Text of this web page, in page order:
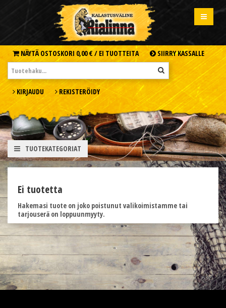
NÄYTÄ OSTOSKORI 0,00 € / EI TUOTTEITA SIIRRY KASSALLE
KIRJAUDU REKISTERÖIDY
TUOTEKATEGORIAT
Ei tuotetta
Hakemasi tuote on joko poistunut valikoimistamme tai
tarjouserä on loppuunmyyty.